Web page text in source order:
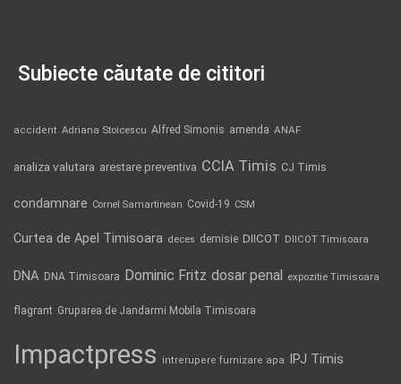
Subiecte căutate de cititori
accident Adriana Stoicescu Alfred Simonis amenda ANAF
analiza valutara arestare preventiva CCIA Timis CJ Timis
condamnare Cornel Samartinean Covid-19 CSM
Curtea de Apel Timisoara deces demisie DIICOT DIICOT Timisoara
DNA DNA Timisoara Dominic Fritz dosar penal expozitie Timisoara
flagrant Gruparea de Jandarmi Mobila Timisoara
Impactpress intrerupere furnizare apa IPJ Timis